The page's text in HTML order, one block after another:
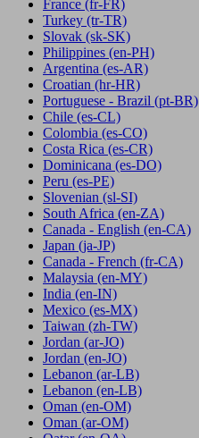
France (fr-FR)
Turkey (tr-TR)
Slovak (sk-SK)
Philippines (en-PH)
Argentina (es-AR)
Croatian (hr-HR)
Portuguese - Brazil (pt-BR)
Chile (es-CL)
Colombia (es-CO)
Costa Rica (es-CR)
Dominicana (es-DO)
Peru (es-PE)
Slovenian (sl-SI)
South Africa (en-ZA)
Canada - English (en-CA)
Japan (ja-JP)
Canada - French (fr-CA)
Malaysia (en-MY)
India (en-IN)
Mexico (es-MX)
Taiwan (zh-TW)
Jordan (ar-JO)
Jordan (en-JO)
Lebanon (ar-LB)
Lebanon (en-LB)
Oman (en-OM)
Oman (ar-OM)